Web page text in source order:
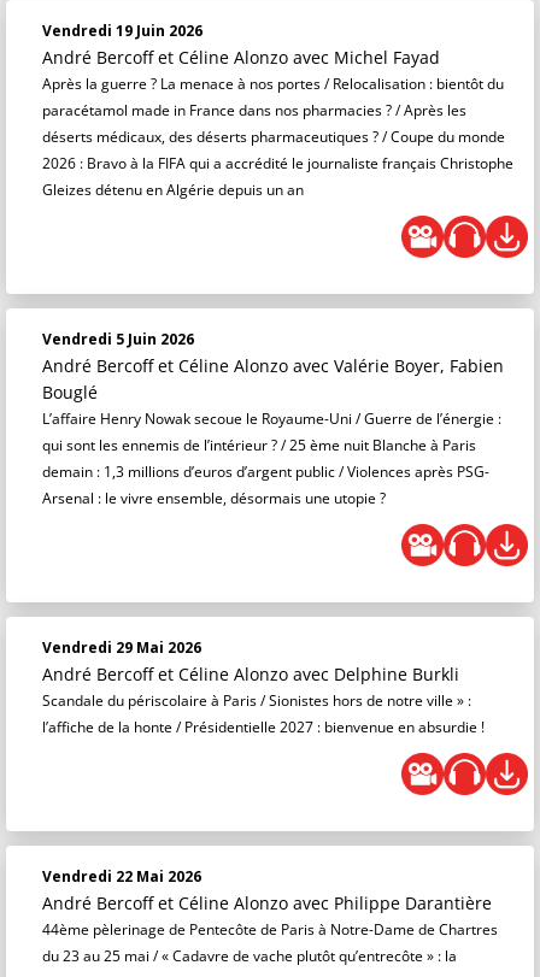
Vendredi 19 Juin 2026
André Bercoff et Céline Alonzo avec Michel Fayad
Après la guerre ? La menace à nos portes / Relocalisation : bientôt du
paracétamol made in France dans nos pharmacies ? / Après les
déserts médicaux, des déserts pharmaceutiques ? / Coupe du monde
2026 : Bravo à la FIFA qui a accrédité le journaliste français Christophe
Gleizes détenu en Algérie depuis un an
Vendredi 5 Juin 2026
André Bercoff et Céline Alonzo avec Valérie Boyer, Fabien
Bouglé
L’affaire Henry Nowak secoue le Royaume-Uni / Guerre de l’énergie :
qui sont les ennemis de l’intérieur ? / 25 ème nuit Blanche à Paris
demain : 1,3 millions d’euros d’argent public / Violences après PSG-
Arsenal : le vivre ensemble, désormais une utopie ?
Vendredi 29 Mai 2026
André Bercoff et Céline Alonzo avec Delphine Burkli
Scandale du périscolaire à Paris / Sionistes hors de notre ville » :
l’affiche de la honte / Présidentielle 2027 : bienvenue en absurdie !
Vendredi 22 Mai 2026
André Bercoff et Céline Alonzo avec Philippe Darantière
44ème pèlerinage de Pentecôte de Paris à Notre-Dame de Chartres
du 23 au 25 mai / « Cadavre de vache plutôt qu’entrecôte » : la